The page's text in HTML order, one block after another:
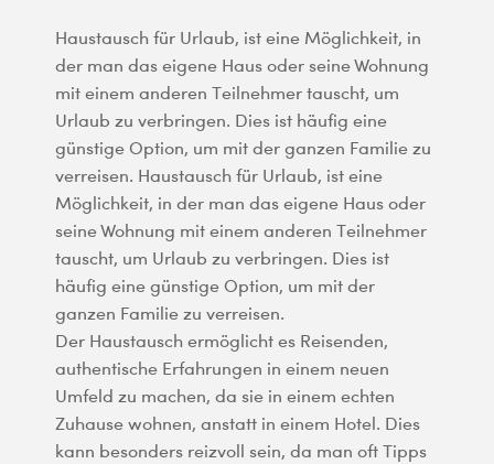
Haustausch für Urlaub, ist eine Möglichkeit, in
der man das eigene Haus oder seine Wohnung
mit einem anderen Teilnehmer tauscht, um
Urlaub zu verbringen. Dies ist häufig eine
günstige Option, um mit der ganzen Familie zu
verreisen. Haustausch für Urlaub, ist eine
Möglichkeit, in der man das eigene Haus oder
seine Wohnung mit einem anderen Teilnehmer
tauscht, um Urlaub zu verbringen. Dies ist
häufig eine günstige Option, um mit der
ganzen Familie zu verreisen.
Der Haustausch ermöglicht es Reisenden,
authentische Erfahrungen in einem neuen
Umfeld zu machen, da sie in einem echten
Zuhause wohnen, anstatt in einem Hotel. Dies
kann besonders reizvoll sein, da man oft Tipps